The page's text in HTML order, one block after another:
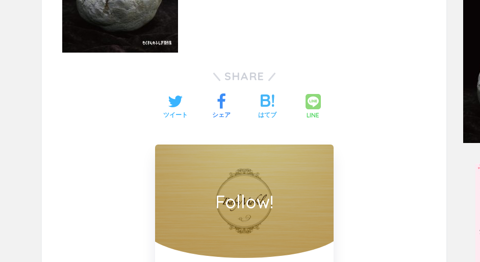
SHARE
ツイート シェア はてブ LINE
Follow!